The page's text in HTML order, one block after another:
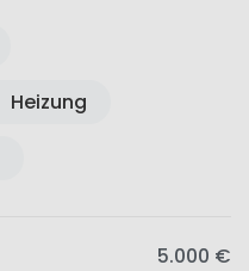
Heizung
5.000 €